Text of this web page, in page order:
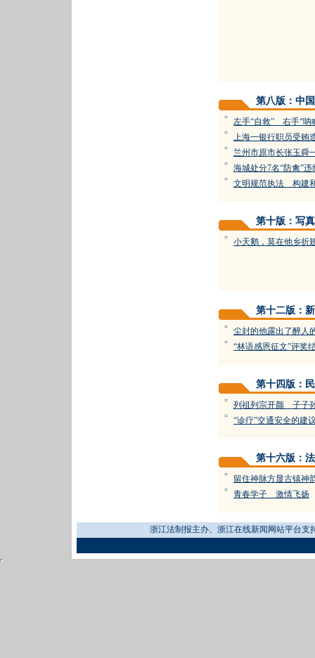
第八版：中
= 左手“自救” 右手“呐
= 上海一银行职员受贿
= 兰州市原市长张玉舜
= 海城处分7名“防禽”
= 文明规范执法 构建
第十版：写真
= 小天鹅，莫在他乡折
第十二版：
= 尘封的他露出了醉人
= “林语感恩征文”评奖
第十四版：
= 列祖列宗开颜 子子
= “诊疗”交通安全的建
第十六版：
= 留住神脉方显古镇神
= 青春学子 激情飞扬
浙江法制报主办、浙江在线新闻网站平台